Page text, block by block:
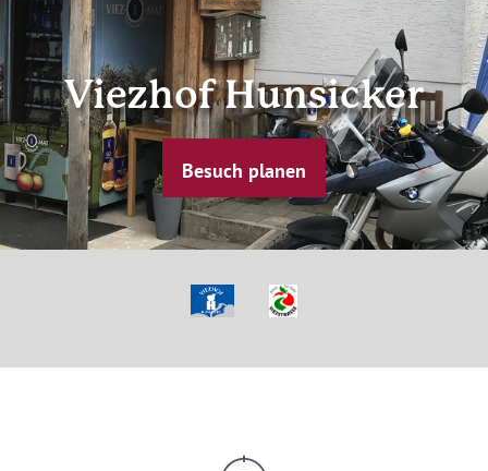
Viezhof Hunsicker
Besuch planen